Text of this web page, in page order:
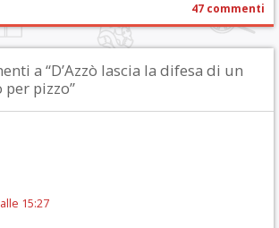
47 commenti
a “D’Azzò lascia la difesa di un
pizzo”
15:27